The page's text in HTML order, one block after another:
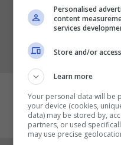
Personalised
content
services
Store and/or
Learn more
Your personal data will be
your device (cookies,
data) may be stored by,
partners, or used
may use precise